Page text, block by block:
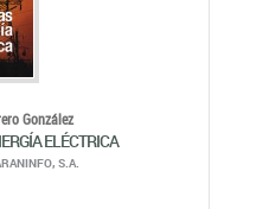
González
ELÉCTRICA
S.A.